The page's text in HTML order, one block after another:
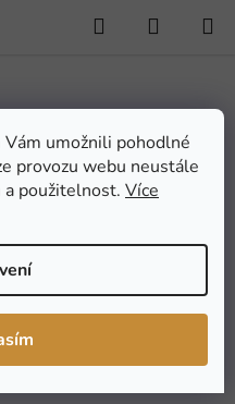
Vám umožnili pohodlné
provozu webu neustále
a použitelnost. Více
Hledat